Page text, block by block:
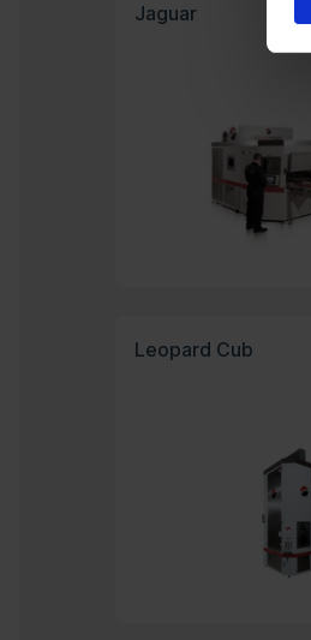
Jaguar
Leopard Cub